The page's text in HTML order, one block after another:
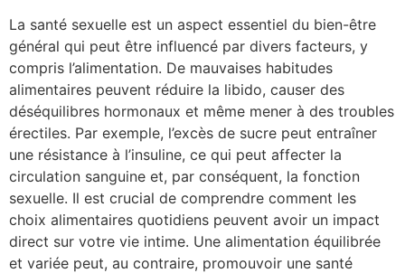
La santé sexuelle est un aspect essentiel du bien-être
général qui peut être influencé par divers facteurs, y
compris l’alimentation. De mauvaises habitudes
alimentaires peuvent réduire la libido, causer des
déséquilibres hormonaux et même mener à des troubles
érectiles. Par exemple, l’excès de sucre peut entraîner
une résistance à l’insuline, ce qui peut affecter la
circulation sanguine et, par conséquent, la fonction
sexuelle. Il est crucial de comprendre comment les
choix alimentaires quotidiens peuvent avoir un impact
direct sur votre vie intime. Une alimentation équilibrée
et variée peut, au contraire, promouvoir une santé